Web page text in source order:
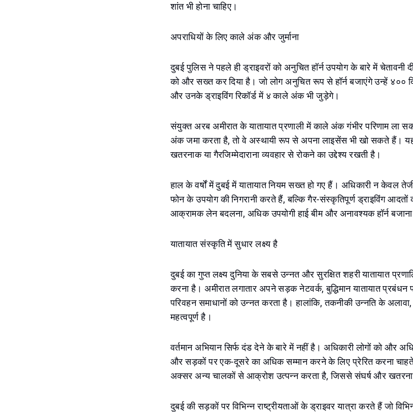
शांत भी होना चाहिए।
अपराधियों के लिए काले अंक और जुर्माना
दुबई पुलिस ने पहले ही ड्राइवरों को अनुचित हॉर्न उपयोग के बारे में चेतावनी
को और सख्त कर दिया है। जो लोग अनुचित रूप से हॉर्न बजाएंगे उन्हें ४००
और उनके ड्राइविंग रिकॉर्ड में ४ काले अंक भी जुड़ेगे।
संयुक्त अरब अमीरात के यातायात प्रणाली में काले अंक गंभीर परिणाम ला
अंक जमा करता है, तो वे अस्थायी रूप से अपना लाइसेंस भी खो सकते हैं। यह
खतरनाक या गैरजिम्मेदाराना व्यवहार से रोकने का उद्देश्य रखती है।
हाल के वर्षों में दुबई में यातायात नियम सख्त हो गए हैं। अधिकारी न केवल
फोन के उपयोग की निगरानी करते हैं, बल्कि गैर-संस्कृतिपूर्ण ड्राइविंग
आक्रामक लेन बदलना, अधिक उपयोगी हाई बीम और अनावश्यक हॉर्न बजाना
यातायात संस्कृति में सुधार लक्ष्य है
दुबई का गुप्त लक्ष्य दुनिया के सबसे उन्नत और सुरक्षित शहरी यातायात
करना है। अमीरात लगातार अपने सड़क नेटवर्क, बुद्धिमान यातायात प्रबंधन
परिवहन समाधानों को उन्नत करता है। हालांकि, तकनीकी उन्नति के
महत्वपूर्ण है।
वर्तमान अभियान सिर्फ दंड देने के बारे में नहीं है। अधिकारी लोगों को और
और सड़कों पर एक-दूसरे का अधिक सम्मान करने के लिए प्रेरित करना चाहते
अक्सर अन्य चालकों से आक्रोश उत्पन्न करता है, जिससे संघर्ष और
दुबई की सड़कों पर विभिन्न राष्ट्रीयताओं के ड्राइवर यात्रा करते हैं जो